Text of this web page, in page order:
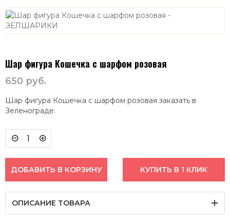
Шар фигура Кошечка с шарфом розовая
650 руб.
Шар фигура Кошечка с шарфом розовая заказать в
Зеленограде.
ДОБАВИТЬ В КОРЗИНУ КУПИТЬ В 1 КЛИК
ОПИСАНИЕ ТОВАРА